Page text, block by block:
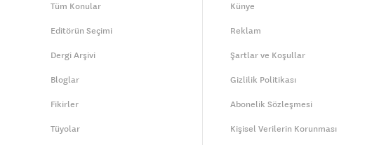
Tüm Konular
Editörün Seçimi
Dergi Arşivi
Bloglar
Fikirler
Tüyolar
Künye
Reklam
Şartlar ve Koşullar
Gizlilik Politikası
Abonelik Sözleşmesi
Kişisel Verilerin Korunması